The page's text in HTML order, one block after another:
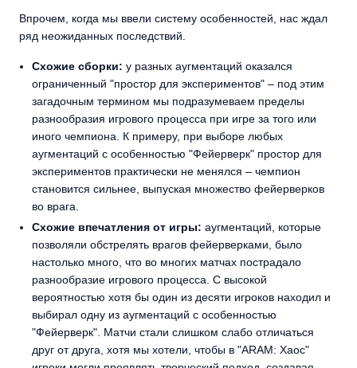
Впрочем, когда мы ввели систему особенностей, нас ждал
ряд неожиданных последствий.
Схожие сборки: у разных аугментаций оказался
ограниченный "простор для экспериментов" – под этим
загадочным термином мы подразумеваем пределы
разнообразия игрового процесса при игре за того или
иного чемпиона. К примеру, при выборе любых
аугментаций с особенностью "Фейерверк" простор для
экспериментов практически не менялся – чемпион
становится сильнее, выпуская множество фейерверков
во врага.
Схожие впечатления от игры: аугментаций, которые
позволяли обстрелять врагов фейерверками, было
настолько много, что во многих матчах пострадало
разнообразие игрового процесса. С высокой
вероятностью хотя бы один из десяти игроков находил и
выбирал одну из аугментаций с особенностью
"Фейерверк". Матчи стали слишком слабо отличаться
друг от друга, хотя мы хотели, чтобы в "ARAM: Хаос"